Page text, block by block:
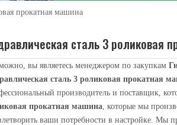
прокатная машина
для наматывания
сталь 3 роликовая
вы являетесь менеджером по закупкам
сталь 3 роликовая прокатная
производитель и поставщик,
прокатная машина, которые мы
ваши потребности в настройке. Мы